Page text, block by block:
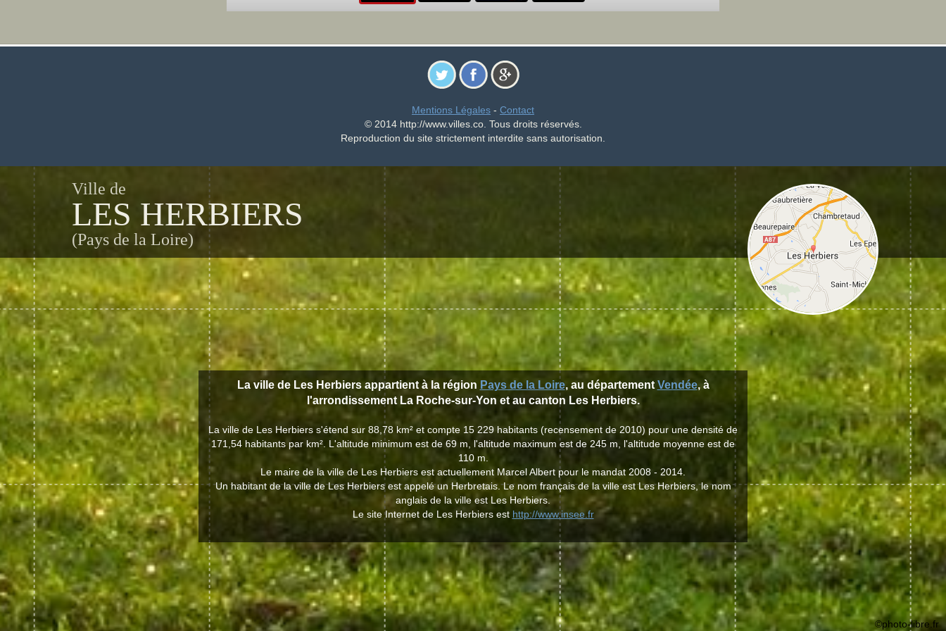
Mentions Légales - Contact
© 2014 http://www.villes.co. Tous droits réservés.
Reproduction du site strictement interdite sans autorisation.
Ville de
LES HERBIERS
(Pays de la Loire)
La ville de Les Herbiers appartient à la région Pays de la Loire, au département Vendée, à
l'arrondissement La Roche-sur-Yon et au canton Les Herbiers.
La ville de Les Herbiers s'étend sur 88,78 km² et compte 15 229 habitants (recensement de 2010) pour une densité de
171,54 habitants par km². L'altitude minimum est de 69 m, l'altitude maximum est de 245 m, l'altitude moyenne est de
110 m.
Le maire de la ville de Les Herbiers est actuellement Marcel Albert pour le mandat 2008 - 2014.
Un habitant de la ville de Les Herbiers est appelé un Herbretais. Le nom français de la ville est Les Herbiers, le nom
anglais de la ville est Les Herbiers.
Le site Internet de Les Herbiers est http://www.insee.fr
©photo-libre.fr